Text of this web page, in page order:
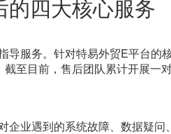
的四大核心服务
服务。针对特易外贸E平台的
至目前，售后团队累计开展一
业遇到的系统故障、数据疑